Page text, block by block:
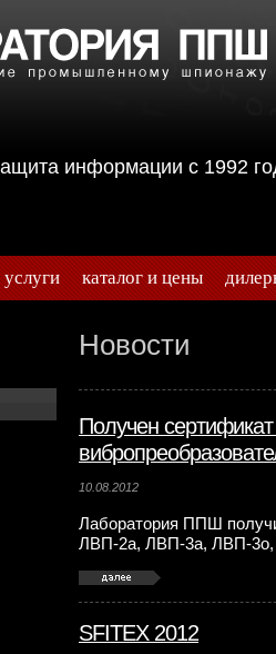
информации с
услуги каталог и цены
Новости
Получен
10.08.2012
Лаборатория ППШ
ЛВП-2а, ЛВП-3а, ЛВП-
SFITEX 2012